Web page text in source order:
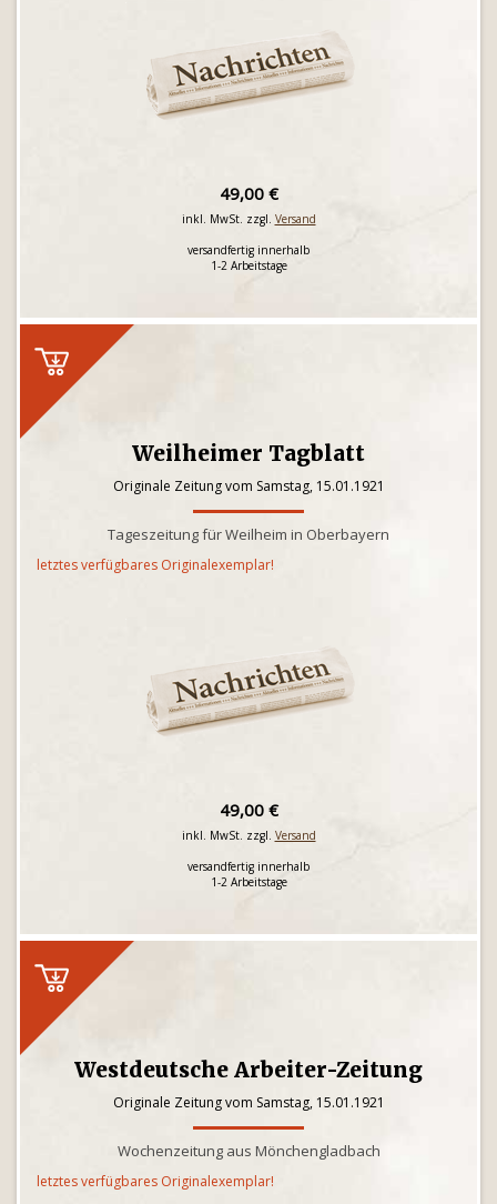
49,00 €
inkl. MwSt. zzgl. Versand
versandfertig innerhalb
1-2 Arbeitstage
Weilheimer Tagblatt
Originale Zeitung vom Samstag, 15.01.1921
Tageszeitung für Weilheim in Oberbayern
letztes verfügbares Originalexemplar!
49,00 €
inkl. MwSt. zzgl. Versand
versandfertig innerhalb
1-2 Arbeitstage
Westdeutsche Arbeiter-Zeitung
Originale Zeitung vom Samstag, 15.01.1921
Wochenzeitung aus Mönchengladbach
letztes verfügbares Originalexemplar!